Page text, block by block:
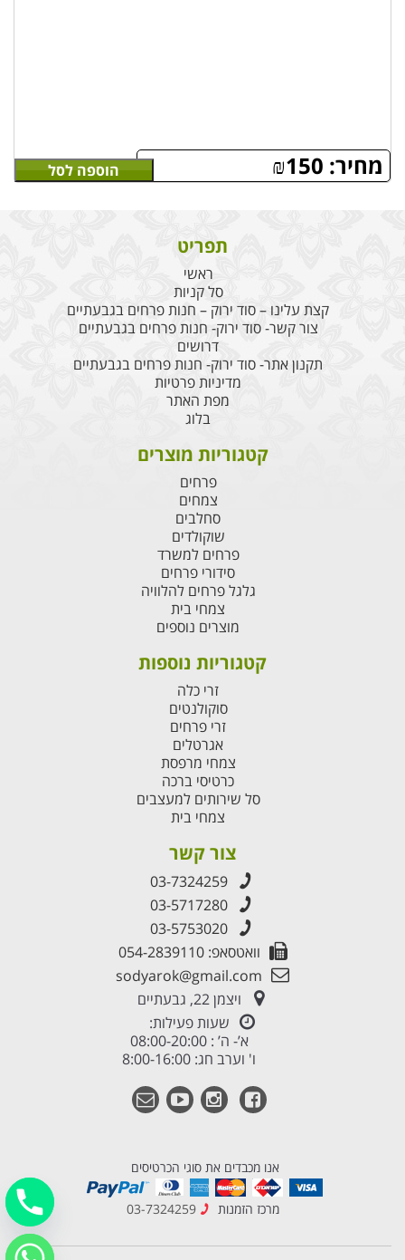
מחיר: ₪150 הוספה לסל
תפריט
ראשי
סל קניות
קצת עלינו – סוד ירוק – חנות פרחים בגבעתיים
צור קשר- סוד ירוק- חנות פרחים בגבעתיים
דרושים
תקנון אתר- סוד ירוק- חנות פרחים בגבעתיים
מדיניות פרטיות
מפת האתר
בלוג
קטגוריות מוצרים
פרחים
צמחים
סחלבים
שוקולדים
פרחים למשרד
סידורי פרחים
גלגל פרחים להלוויה
צמחי בית
מוצרים נוספים
קטגוריות נוספות
זרי כלה
סוקולנטים
זרי פרחים
אגרטלים
צמחי מרפסת
כרטיסי ברכה
סל שירותים למעצבים
צמחי בית
צור קשר
03-7324259
03-5717280
03-5753020
וואטסאפ: 054-2839110
sodyarok@gmail.com
ויצמן 22, גבעתיים
שעות פעילות:
א’- ה’ : 08:00-20:00
ו' וערב חג: 8:00-16:00
אנו מכבדים את סוגי הכרטיסים
מרכז הזמנות 03-7324259